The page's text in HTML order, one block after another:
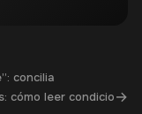
concilia
cómo leer condicio→